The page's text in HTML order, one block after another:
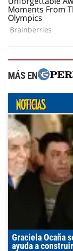
MÁS EN
Graciela Ocaña
ayuda a